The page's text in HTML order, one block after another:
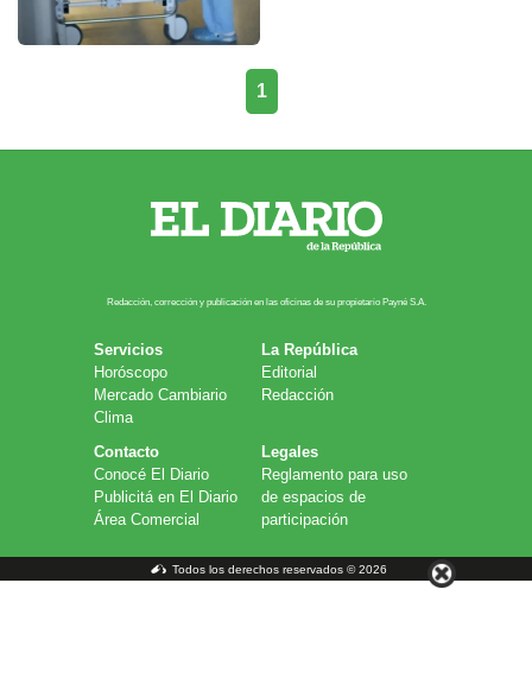
1
Redacción, corrección y publicación en las oficinas de su propietario Payn​é S.A.
Servicios
Horóscopo
Mercado Cambiario
Clima
La República
Editorial
Redacción
Contacto
Conocé El Diario
Publicitá en El Diario
Área Comercial
Legales
Reglamento para uso
de espacios de
participación
Todos los derechos reservados © 2026